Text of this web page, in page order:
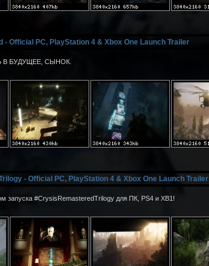
Official PC, PlayStation 4 & Xbox One Launch Trailer
БУДУЩЕЕ, СЫНОК.
- Official PC, PlayStation 4 & Xbox One Launch Trailer
запуска #CrysisRemasteredTrilogy для ПК, PS4 и XB1!